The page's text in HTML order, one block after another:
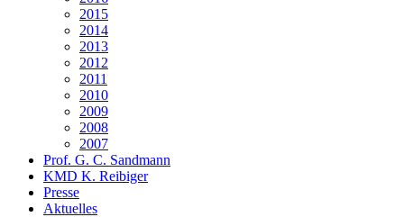
2015
2014
2013
2012
2011
2010
2009
2008
2007
Prof. G. C. Sandmann
KMD K. Reibiger
Presse
Aktuelles